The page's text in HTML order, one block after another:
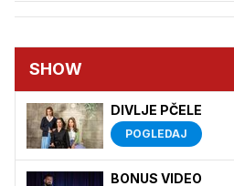
SHOW
DIVLJE PČELE
POGLEDAJ
BONUS VIDEO